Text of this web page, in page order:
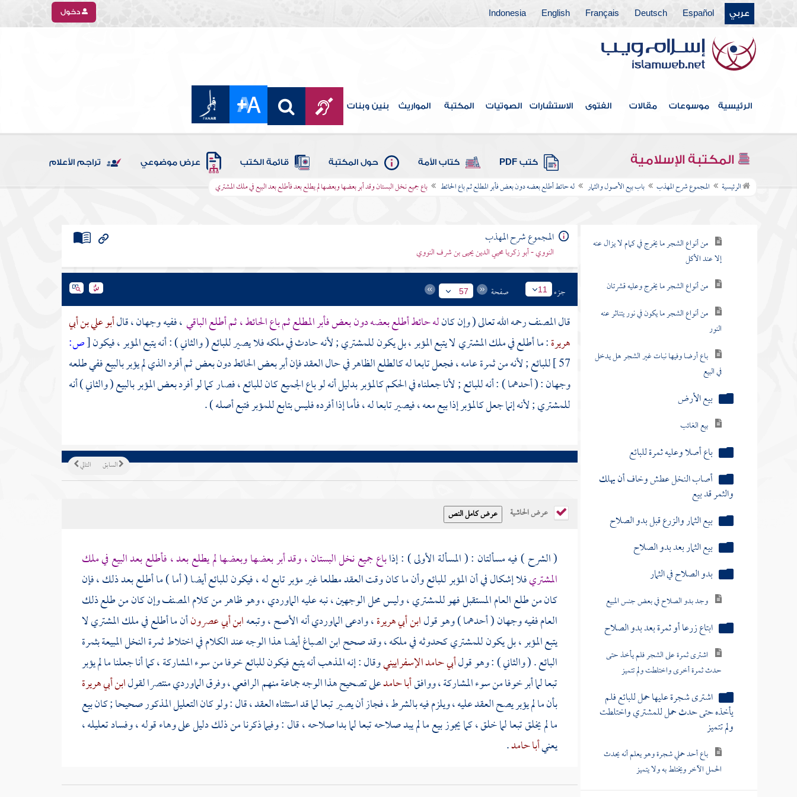
عربي Español
Deutsch
Français
English
Indonesia دخول
الرئيسية موسوعات مقالات الفتوى الاستشارات الصوتيات المكتبة المواريث بنين وبنات
المكتبة الإسلامية كتب PDF كتاب الأمة حول المكتبة قائمة الكتب عرض موضوعي تراجم الأعلام
الرئيسية المجموع شرح المهذب باب بيع الأصول والثمار له حائط أطلع بعضه دون بعض فأبر المطلع ثم باع الحائط باع جميع نخل البستان وقد أبر بعضها وبعضها لم يطلع بعد فأطلع بعد البيع في ملك المشتري
المطلع ثم باع الحائط
باع جميع نخل البستان وقد أبر
بعضها وبعضها لم يطلع بعد فأطلع بعد
البيع في ملك المشتري
فأفرد المؤبر بالبيع
الكرسف إذا بيع أصله وقد تشقق جوزه
فصل الشجر من حيث البيع ثلاثة
من أنواع الشجر ما يخرج في كمام لا يزال عنه
إلا عند الأكل
من أنواع الشجر ما يخرج وعليه قشرتان
من أنواع الشجر ما يكون في نور يتناثر عنه
النور
باع أرضا وفيها نبات غير الشجر هل يدخل
في البيع
بيع الأرض
بيع الغائب
باع أصلا وعليه ثمرة للبائع
أصاب النخل عطش وخاف أن يهلك
والثمر قد بيع
بيع الثمار والزرع قبل بدو الصلاح
بيع الثمار بعد بدو الصلاح
بدو الصلاح في الثمار
وجد بدو الصلاح في بعض جنس المبيع
ابتاع زرعا أو ثمرة بعد بدو الصلاح
اشترى ثمرة على الشجر فلم يأخذ حتى
حدث ثمرة أخرى واختلطت ولم تتميز
اشترى شجرة عليها حمل للبائع فلم
يأخذه حتى حدث حمل للمشتري واختلطت
ولم تتميز
باع أحد حملي شجرة وهو يعلم أنه يحدث
الحمل الآخر ويختلط به ولا يتميز
المجموع شرح المهذب
النووي - أبو زكريا محيي الدين يحيى بن شرف النووي
جزء 11 صفحة 57
قالالمصنفرحمه الله تعالى ( وإن كانله حائط أطلع بعضه دون بعض فأبر المطلع ثم باع الحائط ، ثم أطلع الباقي، ففيه وجهان ، قالأبو علي بن أبي
هريرة: ما أطلع في ملك المشتري لا يتبع المؤبر ، بل يكون للمشتري ; لأنه حادث في ملكه فلا يصير للبائع ( والثاني ) : أنه يتبع المؤبر ، فيكون[ص:
57 ] للبائع ; لأنه من ثمرة عامه ، فجعل تابعا له كالطلع الظاهر في حال العقد فإن أبر بعض الحائط دون بعض ثم أفرد الذي لم يؤبر بالبيع ففي طلعه
وجهان : ( أحدهما ) : أنه للبائع ; لأنا جعلناه في الحكم كالمؤبر بدليل أنه لو باع الجميع كان للبائع ، فصار كما لو أفرد بعض المؤبر بالبيع ( والثاني ) أنه
للمشتري ; لأنه إنما جعل كالمؤبر إذا بيع معه ، فيصير تابعا له ، فأما إذا أفرده فليس بتابع للمؤبر فتبع أصله ) .
التالي السابق
عرض الحاشية
( الشرح ) فيه مسألتان : ( المسألة الأولى ) : إذاباع جميع نخل البستان ، وقد أبر بعضها وبعضها لم يطلع بعد ، فأطلع بعد البيع في ملك
المشتريفلا إشكال في أن المؤبر للبائع وأن ما كان وقت العقد مطلعا غير مؤبر تابع له ، فيكون للبائع أيضا ( أما ) ما أطلع بعد ذلك ، فإن
كان من طلع العام المستقبل فهو للمشتري ، وليس محل الوجهين ، نبه عليهالماوردي، وهو ظاهر من كلامالمصنفوإن كان من طلع ذلك
العام ففيه وجهان ( أحدهما ) وهو قولابن أبي هريرة، وادعىالماورديأنه الأصح ، وتبعهابن أبي عصرونأن ما أطلع في ملك المشتري لا
يتبع المؤبر ، بل يكون للمشتري كحدوثه في ملكه ، وقد صححابن الصباغأيضا هذا الوجه عند الكلام في اختلاط ثمرة النخل المبيعة بثمرة
البائع . ( والثاني ) : وهو قولأبي حامد الإسفرايينيوقال : إنه المذهب أنه يتبع فيكون للبائع خوفا من سوء المشاركة ، كما أنا جعلنا ما لم يؤبر
تبعا لما أبر خوفا من سوء المشاركة ، ووافقأبا حامدعلى تصحيح هذا الوجه جماعة منهمالرافعي، وفرقالماورديمنتصرا لقولابن أبي هريرة
بأن ما لم يؤبر يصح العقد عليه ، ويلزم فيه بالشرط ، فجاز أن يصير تبعا لما قد استثناه العقد ، قال : ولو كان التعليل المذكور صحيحا ; كان بيع
ما لم يخلق تبعا لما خلق ، كما يجوز بيع ما لم يبد صلاحه تبعا لما بدا صلاحه ، قال : وفيما ذكرنا من ذلك دليل على وهاء قوله ، وفساد تعليله ،
يعنيأبا حامد.
(قلت: ) وقد تقدم أن قولابن أبي هريرةالذي انتصر لهالماورديمخالف لنصالشافعيالصريح ويمكن التمسك للنص بظاهر[ص:58 ]